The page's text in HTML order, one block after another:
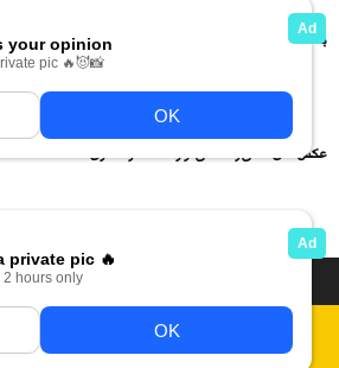
با دختره اول عشق بازی میکنه بعد دمر میخوابونتش و روش...
عکس های لختی و سکسی لو رفته دختر حشری
داستان سکسی ایرانی
فیلم های سکسی قوانین Report Abuse